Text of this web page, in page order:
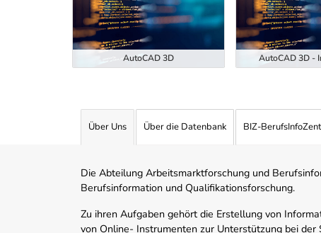
AutoCAD 3D AutoCAD 3D -
Über Uns Über die Datenbank BIZ-
Die Abteilung Arbeitsmarktforschung und
Berufsinformation und Qualifikationsforschung.
Zu ihren Aufgaben gehört die Erstellung von
von Online- Instrumenten zur Unterstützung bei